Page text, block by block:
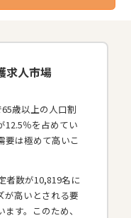
求人市場
歳以上の人口割
12.5％を占めてい
要は極めて高いこ
者数が10,819名に
が高いとされる要
す。このため、